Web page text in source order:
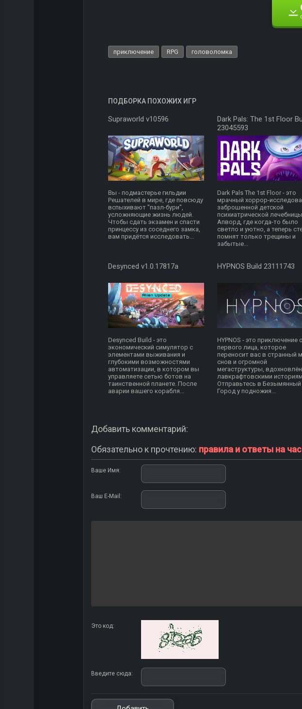
приключение RPG головоломка
ПОДБОРКА ПОХОЖИХ ИГР
Supraworld v10596
Вы - подмастерье гильдии
Решателей в мире, где повсюду
вспыхивают "пазл-бури",
усложняющие жизнь людей.
Чтобы сдать экзамен и спасти
принцессу из соседнего замка,
вам придётся исследовать...
Dark Pals: The 1st Floor
23045593
Dark Pals The 1st Floor - это
мрачный хоррор-
заброшенной детской
психиатрической лечебницы
Апворд, где когда-то было
светло и уютно, а теперь
помнят только трещины и
забытые...
Desynced v1.0.17817a
Desynced Build - это
экономический симулятор с
элементами выживания и
глубокими возможностями
автоматизации, в котором вы
управляете сетью ботов на
таинственной планете. После
аварии вашего корабля...
HYPNOS Build 23111743
HYPNOS - это приключение
первого лица, которое
переносит вас в странный
снов и огромной
мегаструктуры,
лавкрафтовскими
Отправьтесь в Безымянный
Город у подножия...
Добавить комментарий:
Обязательно к прочтению: правила и ответы на
Ваше Имя:
Ваш E-Mail:
Это код:
Введите сюда: